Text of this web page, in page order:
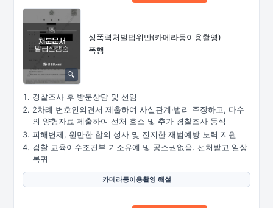
성폭력처벌법위반(카메라등이용촬영)
폭행
경찰조사 후 방문상담 및 선임
2차례 변호인의견서 제출하여 사실관계·법리 주장하고, 다수
의 양형자료 제출하여 선처 호소 및 추가 경찰조사 동석
피해변제, 원만한 합의 성사 및 진지한 재범예방 노력 지원
검찰 교육이수조건부 기소유예 및 공소권없음. 선처받고 일상
복귀
카메라등이용촬영 해설